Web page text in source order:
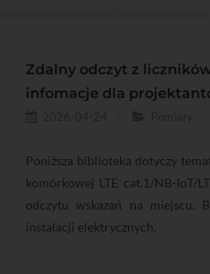
Zdalny odczyt z
infomacje dla
Poniższa biblioteka dotyczy
komórkowej LTE cat.1/NB-IoT/
odczytu wskazań na miejscu.
instalacji elektrycznych.